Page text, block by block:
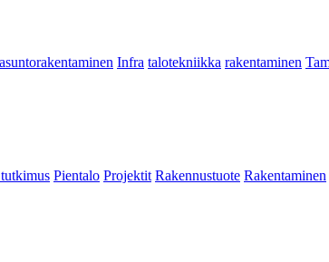
asuntorakentaminen Infra talotekniikka rakentaminen
Pientalo Projektit Rakennustuote Rakentaminen